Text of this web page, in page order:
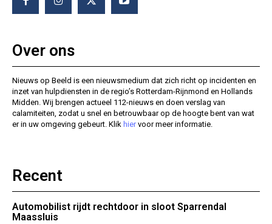
Over ons
Nieuws op Beeld is een nieuwsmedium dat zich richt op incidenten en
inzet van hulpdiensten in de regio’s Rotterdam-Rijnmond en Hollands
Midden. Wij brengen actueel 112-nieuws en doen verslag van
calamiteiten, zodat u snel en betrouwbaar op de hoogte bent van wat
er in uw omgeving gebeurt. Klik hiervoor meer informatie.
Recent
Automobilist rijdt rechtdoor in sloot Sparrendal
Maassluis